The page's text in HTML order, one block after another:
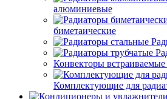
алюминиевые
биметаические
Конвекторы
Комплектующие для